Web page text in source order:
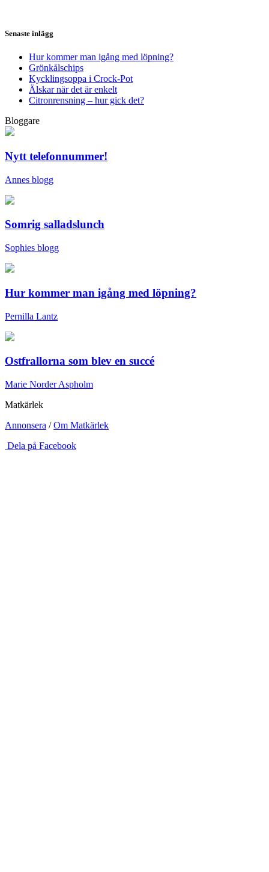
Senaste inlägg
Hur kommer man igång med löpning?
Grönkålschips
Kycklingsoppa i Crock-Pot
Älskar när det är enkelt
Citronrensning – hur gick det?
Bloggare
Nytt telefonnummer!
Annes blogg
Somrig salladslunch
Sophies blogg
Hur kommer man igång med löpning?
Pernilla Lantz
Ostfrallorna som blev en succé
Marie Norder Aspholm
Matkärlek
Annonsera /Om Matkärlek
Dela på Facebook